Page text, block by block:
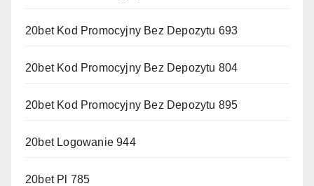
20bet Kod Promocyjny Bez Depozytu 693
20bet Kod Promocyjny Bez Depozytu 804
20bet Kod Promocyjny Bez Depozytu 895
20bet Logowanie 944
20bet Pl 785